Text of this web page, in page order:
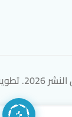
بواسطة